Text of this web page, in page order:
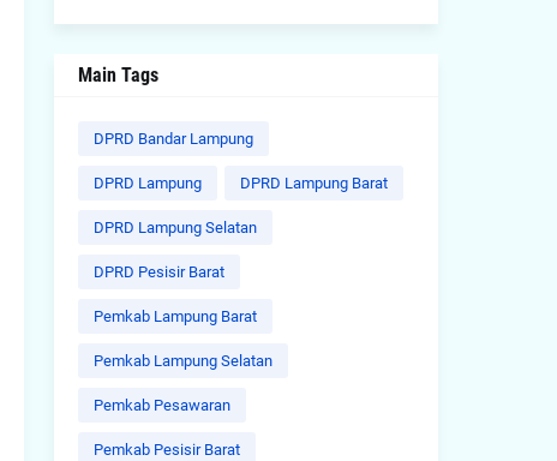
Main Tags
DPRD Bandar Lampung
DPRD Lampung DPRD Lampung Barat
DPRD Lampung Selatan
DPRD Pesisir Barat
Pemkab Lampung Barat
Pemkab Lampung Selatan
Pemkab Pesawaran
Pemkab Pesisir Barat